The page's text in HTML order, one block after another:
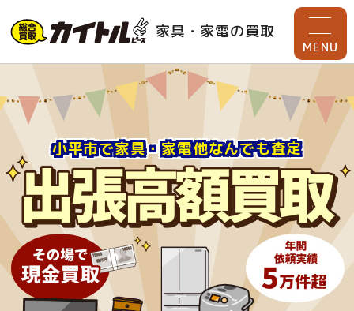
家具・家電の買取
MENU
小平市で家具・家電他なんでも査定